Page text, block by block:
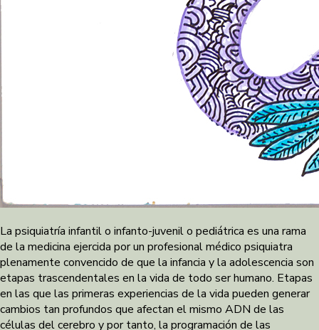
La psiquiatría infantil o infanto-juvenil o pediátrica es una rama
de la medicina ejercida por un profesional médico psiquiatra
plenamente convencido de que la infancia y la adolescencia son
etapas trascendentales en la vida de todo ser humano. Etapas
en las que las primeras experiencias de la vida pueden generar
cambios tan profundos que afectan el mismo ADN de las
células del cerebro y por tanto, la programación de las